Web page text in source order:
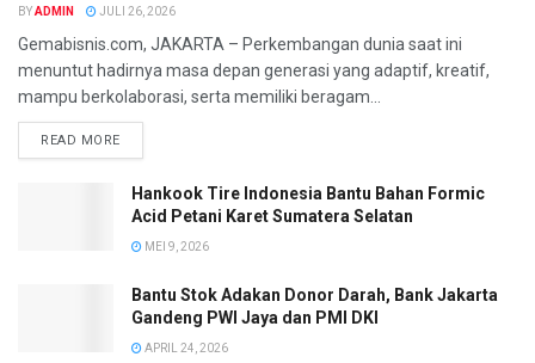
BYADMIN JULI 26, 2026
Gemabisnis.com, JAKARTA – Perkembangan dunia saat ini
menuntut hadirnya masa depan generasi yang adaptif, kreatif,
mampu berkolaborasi, serta memiliki beragam...
READ MORE
Hankook Tire Indonesia Bantu Bahan Formic
Acid Petani Karet Sumatera Selatan
MEI 9, 2026
Bantu Stok Adakan Donor Darah, Bank Jakarta
Gandeng PWI Jaya dan PMI DKI
APRIL 24, 2026